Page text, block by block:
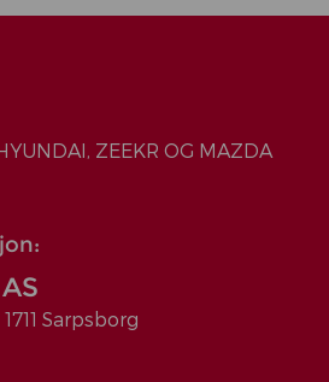
ZEEKR OG MAZDA
Sarpsborg